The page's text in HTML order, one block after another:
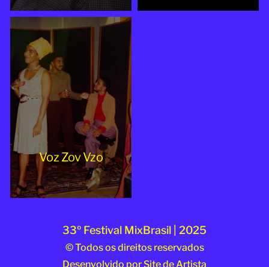
Voz Zov Vzo
33º Festival MixBrasil | 2025
© Todos os direitos reservados
Desenvolvido por Site de Artista